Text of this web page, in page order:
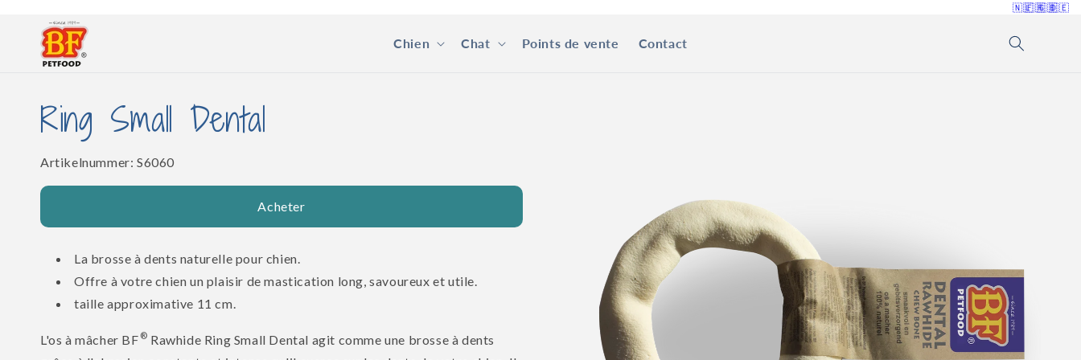
passer
contenu
🇳🇱🇫🇷🇬🇧🇩🇪
Chien Chat Points de vente Contact
Ring Small Dental
Artikelnummer: SKU:
S6060
Acheter
La brosse à dents naturelle pour chien.
Offre à votre chien un plaisir de mastication long, savoureux et utile.
taille approximative 11 cm.
L'os à mâcher BF ® Rawhide Ring Small Dental agit comme une brosse à dents